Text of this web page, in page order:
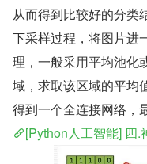
从而得到比较好的分类
下采样过程，将图片进
理，一般采用平均池化
域，求取该区域的平均
得到一个全连接网络，
[Python人工智能] 四